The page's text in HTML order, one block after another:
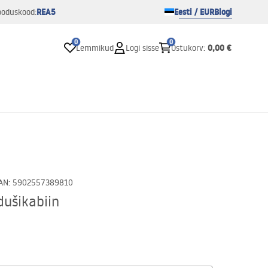
REA5 Eesti / EURBlogi
0
Lemmikud Logi sisse
0
Ostukorv: 0,00 €
: 5902557389810